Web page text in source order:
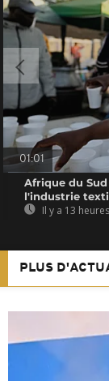
01:01
Afrique du
l'industrie
Il y a 13 heures
PLUS